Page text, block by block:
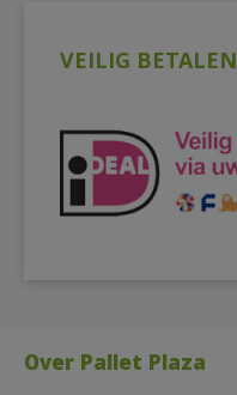
VEILIG BETALEN
Over Pallet Plaza